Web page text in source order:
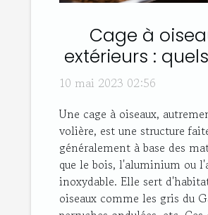
Cage à
extérieurs :
les différents
10 mai 2023 02:56
Une cage à oiseaux,
volière, est une structure
généralement à base des
que le bois, l'aluminium ou
inoxydable. Elle sert
oiseaux comme les gris du